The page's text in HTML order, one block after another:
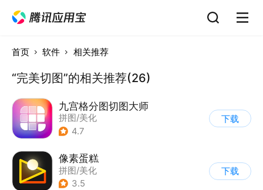
首页 软件 相关推荐
“完美切图”的相关推荐(26)
九宫格分图切图大师
拼图/美化
4.7
下载
像素蛋糕
拼图/美化
3.5
下载